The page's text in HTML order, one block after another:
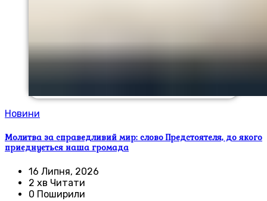
Новини
Молитва за справедливий мир: слово Предстоятеля, до якого
приєднується наша громада
16 Липня, 2026
2 хв Читати
0 Поширили